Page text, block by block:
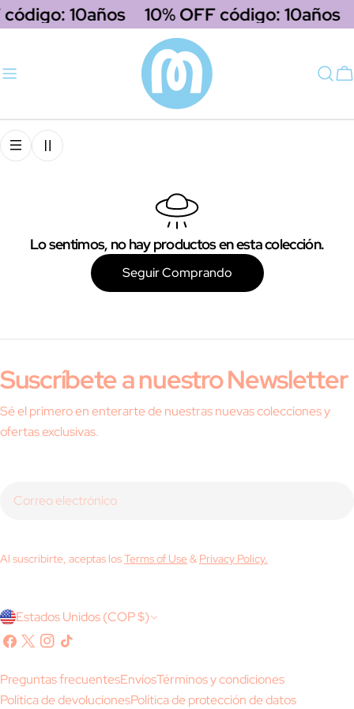
saltar
al
código: 10años 10% OFF código: 10años
Lo sentimos, no hay productos en esta colección.
Seguir Comprando
Suscríbete a nuestro Newsletter
Sé el primero en enterarte de nuestras nuevas colecciones y
ofertas exclusivas.
Al suscribirte, aceptas losTerms of Use& Privacy Policy.
P
a
í
s
Estados Unidos (COP $)
Facebook
X
Instagram
Tik
Preguntas frecuentesEnvíosTérminos y condiciones
Política de devolucionesPolítica de protección de datos